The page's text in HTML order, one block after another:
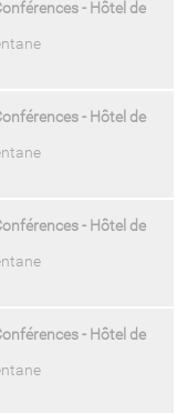
- Hôtel de
- Hôtel de
- Hôtel de
- Hôtel de